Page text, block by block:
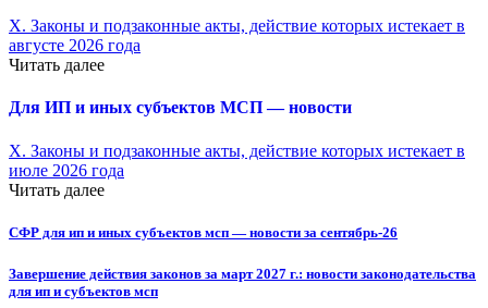
X. Законы и подзаконные акты, действие которых истекает в
августе 2026 года
Читать далее
Для ИП и иных субъектов МСП — новости
X. Законы и подзаконные акты, действие которых истекает в
июле 2026 года
Читать далее
СФР для ип и иных субъектов мсп — новости за сентябрь-26
Завершение действия законов за март 2027 г.: новости законодательства
для ип и субъектов мсп